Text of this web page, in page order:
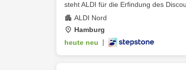
steht ALDI für die Erfindung des
ALDI Nord
Hamburg
heute neu